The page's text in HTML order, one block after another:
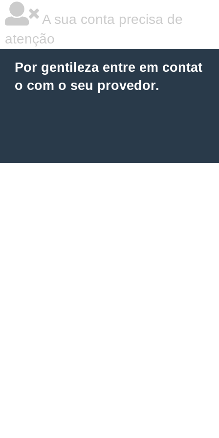
A sua conta precisa de
atenção
Por gentileza entre em contat
o com o seu provedor.